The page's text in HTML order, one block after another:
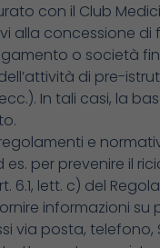
con il Club
concessione
o società
di pre-
In tali casi, la
e
per prevenire il
6.1, lett. c) del
informazioni su
posta, telefono,